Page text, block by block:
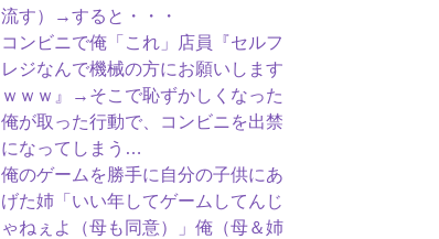
流す）→すると・・・
コンビニで俺「これ」店員『セルフ
レジなんで機械の方にお願いします
ｗｗｗ』→そこで恥ずかしくなった
俺が取った行動で、コンビニを出禁
になってしまう…
俺のゲームを勝手に自分の子供にあ
げた姉「いい年してゲームしてんじ
ゃねぇよ（母も同意）」俺（母＆姉